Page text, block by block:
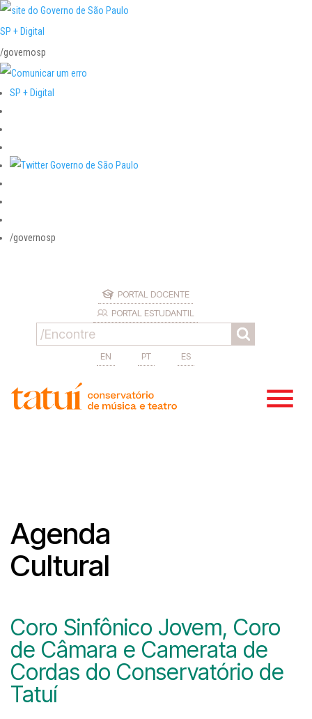
SP + Digital
/governosp
SP + Digital
/governosp
PORTAL DOCENTE
PORTAL ESTUDANTIL
EN PT ES
Agenda
Cultural
Coro Sinfônico Jovem, Coro
de Câmara e Camerata de
Cordas do Conservatório de
Tatuí